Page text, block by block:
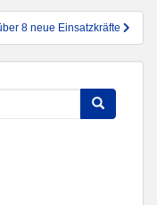
8 neue Einsatzkräfte